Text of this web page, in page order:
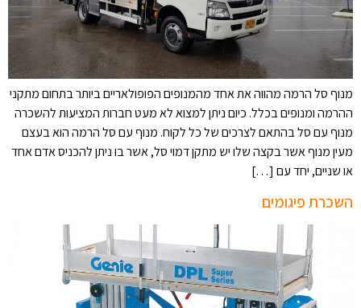
מנוף סל הרמה מהווה את אחד מהמנופים הפופולאריים ביותר בתחום מתקני
ההרמה ומנופים בכלל. כיום ניתן למצוא לא מעט חברות המציעות להשכרה
מנוף עם סל בהתאם לצרכים של כל לקוח. מנוף עם סל הרמה הוא בעצם
מעין מנוף אשר בקצה שלו יש מתקן דמוי סל, אשר בו ניתן להכניס אדם אחד
או שניים, יחד עם […]
השכרת פיגומים